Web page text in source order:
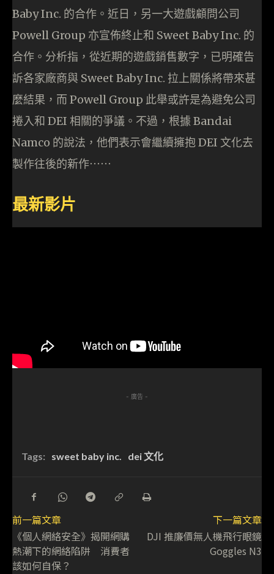
Baby Inc. 的合作。近日，另一大遊戲顧問公司
Powell Group 亦宣佈終止和 Sweet Baby Inc. 的
合作。分析指，從近期的遊戲銷售數字，已明確告
訴各家廠商與 Sweet Baby Inc. 拉上關係將帶來甚
麼結果，而 Powell Group 此舉或許是為避免公司
捲入和 DEI 相關的爭議。不過，根據 Bandai
Namco 的說法，他們表示會繼續擁抱 DEI 文化去
製作往後的新作⋯⋯
最新影片
- 廣告 -
Tags: sweet baby inc. dei 文化
前一篇文章
《個人網絡安全》揭開網購
熱潮下的網絡陷阱 消費者
該如何自保？
下一篇文章
DJI 推廉價無人機飛行眼鏡
Goggles N3